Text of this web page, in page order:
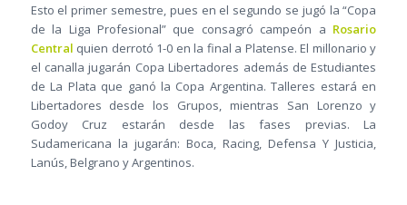
Esto el primer semestre, pues en el segundo se jugó la “Copa
de la Liga Profesional” que consagró campeón a Rosario
Central quien derrotó 1-0 en la final a Platense. El millonario y
el canalla jugarán Copa Libertadores además de Estudiantes
de La Plata que ganó la Copa Argentina. Talleres estará en
Libertadores desde los Grupos, mientras San Lorenzo y
Godoy Cruz estarán desde las fases previas. La
Sudamericana la jugarán: Boca, Racing, Defensa Y Justicia,
Lanús, Belgrano y Argentinos.